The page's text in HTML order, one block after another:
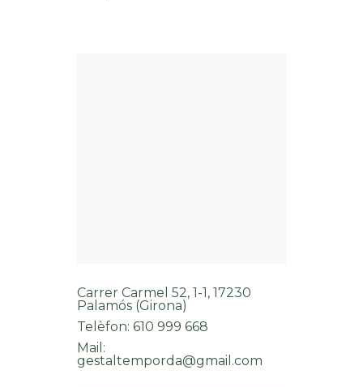
Carrer Carmel 52, 1-1, 17230
Palamós (Girona)
Telèfon: 610 999 668
Mail:
gestaltemporda@gmail.com